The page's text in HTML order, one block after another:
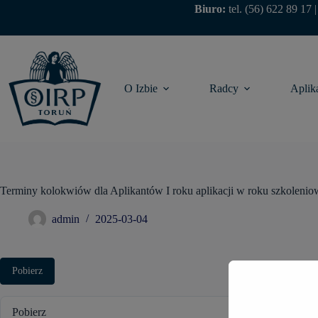
Biuro: tel. (56) 622 89 17 |
O Izbie Radcy
Terminy kolokwiów dla Aplikantów I roku aplikacji w roku
admin 2025-03-04
Pobierz
Pobierz